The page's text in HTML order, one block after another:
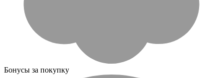
Бонусы за покупку